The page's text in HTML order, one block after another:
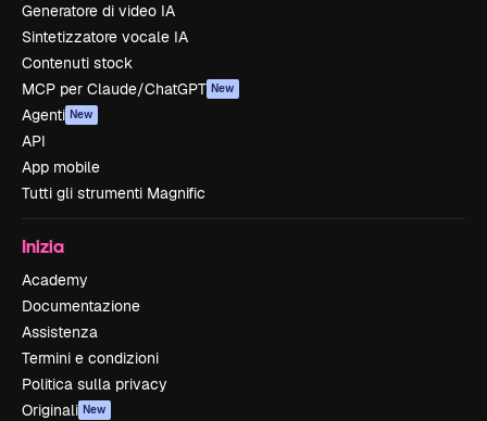
Generatore di video IA
Sintetizzatore vocale IA
Contenuti stock
MCP per Claude/ChatGPT New
Agenti New
API
App mobile
Tutti gli strumenti Magnific
Inizia
Academy
Documentazione
Assistenza
Termini e condizioni
Politica sulla privacy
Originali New